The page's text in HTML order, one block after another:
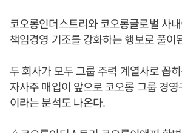
코오롱인더스트리와 코오롱글로벌 사
책임경영 기조를 강화하는 행보로 풀이
두 회사가 모두 그룹 주력 계열사로 꼽
자사주 매입이 앞으로 코오롱 그룹 경
이라는 분석도 나온다.